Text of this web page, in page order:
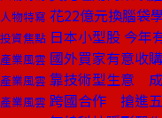
人物特寫 花22億元換腦袋
投資焦點 日本小型股 今年
產業風雲 國外買家有意收
產業風雲 靠技術型生意
產業風雲 跨國合作 搶進